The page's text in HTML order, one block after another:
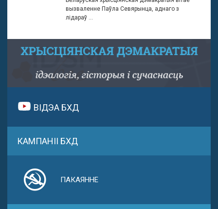
вызваленне Паўла Севярынца, аднаго з
лідараў ...
ВІДЭА БХД
КАМПАНІІ БХД
ПАКАЯННЕ